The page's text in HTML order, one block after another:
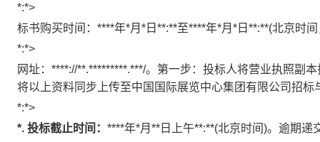
*:*>
标书购买时间： ****年*月 * 日 **:**至****年*月 * 日 **:**(北京时
*:*>
网址： ****://**.*********.***/。第一步：投标人将营业执照副
将以上资料同步上传至中国国际展览中心集团有限公司招
*:*>
*. 投标截止时间： ****年*月 ** 日上午**:**(北京时间)。逾期递